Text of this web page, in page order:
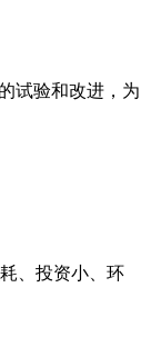
试验和改进，为
、投资小、环